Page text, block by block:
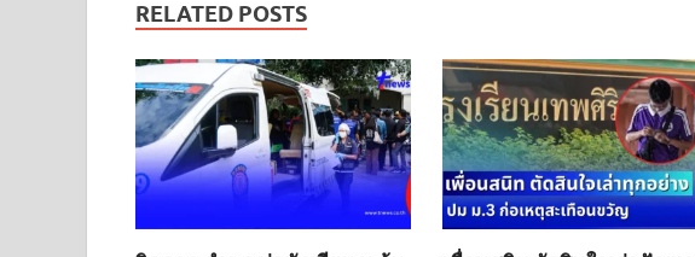
RELATED POSTS